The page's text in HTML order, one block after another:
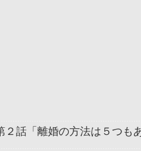
話「離婚の方法は５つも